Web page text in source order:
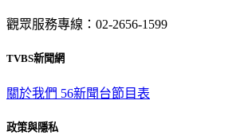
觀眾服務專線：02-2656-1599
TVBS新聞網
關於我們 56新聞台節目表
政策與隱私